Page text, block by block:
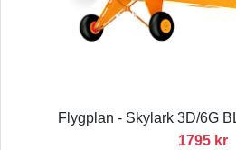
Flygplan - Skylark 3D/6G
1795 kr